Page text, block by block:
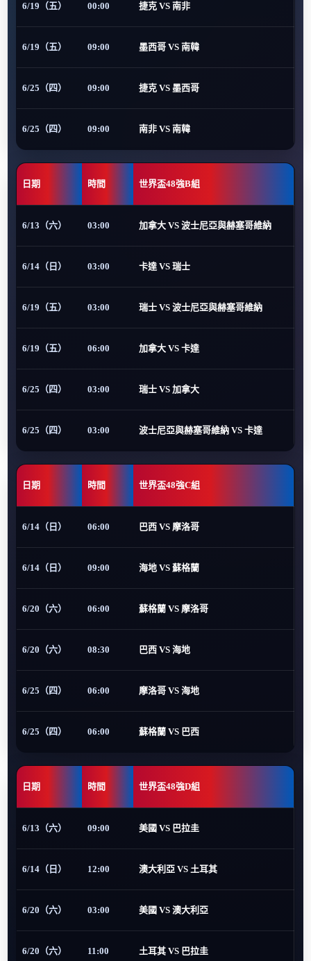
6/19（五） 00:00 捷克 VS 南非
6/19（五） 09:00 墨西哥 VS 南韓
6/25（四） 09:00 捷克 VS 墨西哥
6/25（四） 09:00 南非 VS 南韓
日期 時間 世界盃48強B組
6/13（六） 03:00 加拿大 VS 波士尼亞與赫塞哥維納
6/14（日） 03:00 卡達 VS 瑞士
6/19（五） 03:00 瑞士 VS 波士尼亞與赫塞哥維納
6/19（五） 06:00 加拿大 VS 卡達
6/25（四） 03:00 瑞士 VS 加拿大
6/25（四） 03:00 波士尼亞與赫塞哥維納 VS 卡達
日期 時間 世界盃48強C組
6/14（日） 06:00 巴西 VS 摩洛哥
6/14（日） 09:00 海地 VS 蘇格蘭
6/20（六） 06:00 蘇格蘭 VS 摩洛哥
6/20（六） 08:30 巴西 VS 海地
6/25（四） 06:00 摩洛哥 VS 海地
6/25（四） 06:00 蘇格蘭 VS 巴西
日期 時間 世界盃48強D組
6/13（六） 09:00 美國 VS 巴拉圭
6/14（日） 12:00 澳大利亞 VS 土耳其
6/20（六） 03:00 美國 VS 澳大利亞
6/20（六） 11:00 土耳其 VS 巴拉圭